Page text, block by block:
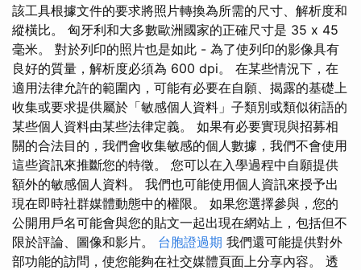
該工具根據文件的要求將照片轉換為所需的尺寸、解析度和
縱橫比。 匈牙利和大多數歐洲國家的正確尺寸是 35 x 45
毫米。 對於列印的照片也是如此 - 為了使列印的影像具有
良好的質量，解析度必須為 600 dpi。 在某些情況下，在
適用法律允許的範圍內，可能有必要在自願、揭露的基礎上
收集或要求提供屬於「敏感個人資料」子類別或類似術語的
某些個人資料由某些法律定義。 如果有必要實現與招募相
關的合法目的，我們會收集敏感的個人數據，我們不會使用
這些資訊來推斷您的特徵。 您可以在入學過程中自願提供
額外的敏感個人資料。 我們也可能使用個人資訊來授予出
現在即時社群媒體動態中的權限。 如果您選擇參與，您的
公開用戶名可能會與您的貼文一起出現在網站上，包括但不
限於評論、圖像和影片。 台胞證過期 我們還可能提供對外
部功能的訪問，使您能夠在社交媒體頁面上分享內容。 透